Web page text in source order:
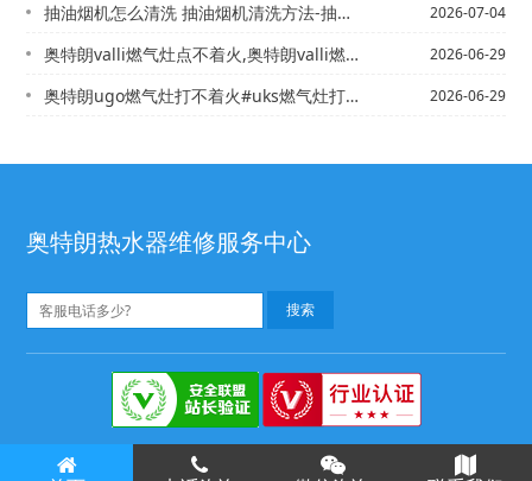
抽油烟机怎么清洗 抽油烟机清洗方法-抽油烟机怎么清洗 抽油烟机清洗方法介绍 2026-07-04
奥特朗valli燃气灶点不着火,奥特朗valli燃气灶有声音点不着火 2026-06-29
奥特朗ugo燃气灶打不着火#uks燃气灶打不着火 2026-06-29
奥特朗热水器维修服务中心
奥特朗热水器售后 奥特朗壁挂炉维修